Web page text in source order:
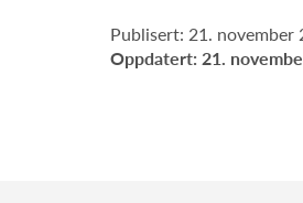
Publisert: 21. november
Oppdatert: 21.